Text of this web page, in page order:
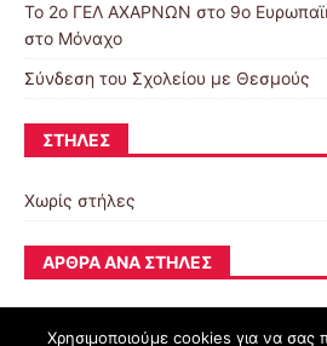
To 2ο ΓΕΛ ΑΧΑΡΝΩΝ στο 9ο
στο Μόναχο
Σύνδεση του Σχολείου με Θεσμούς
ΣΤΉΛΕΣ
Χωρίς στήλες
ΆΡΘΡΑ ΑΝΆ ΣΤΉΛΕΣ
Χρησιμοποιούμε cookies για να